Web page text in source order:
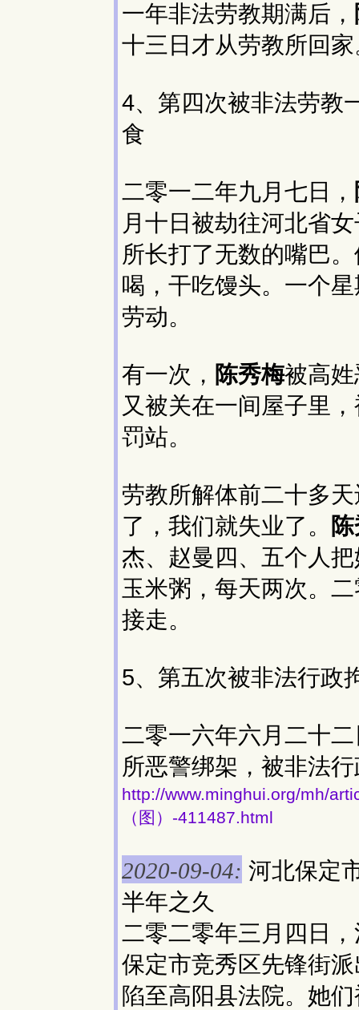
一年非法劳教期满后，
十三日才从劳教所回
4、第四次被非法劳教
食
二零一二年九月七日，
月十日被劫往河北省
所长打了无数的嘴巴
喝，干吃馒头。一个
劳动。
有一次， 陈秀梅被高
又被关在一间屋子里
罚站。
劳教所解体前二十多
了，我们就失业了。
杰、赵曼四、五个人
玉米粥，每天两次。
接走。
5、第五次被非法行政
二零一六年六月二十
所恶警绑架，被非法
http://www.minghui.org/mh/
（图）-411487.html
2020-09-04: 河北保定
半年之久
二零二零年三月四日
保定市竞秀区先锋街
陷至高阳县法院。她